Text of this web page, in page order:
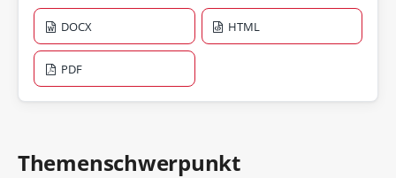
DOCX HTML
PDF
Themenschwerpunkt